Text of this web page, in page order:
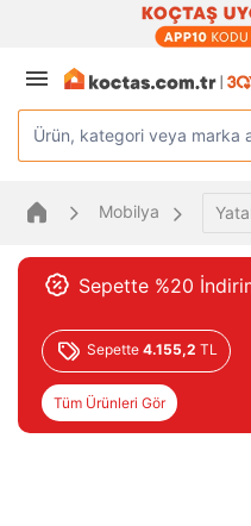
Ürün, kategori veya marka
Mobilya
Sepette %20
Sepette 4.155,2 TL
Tüm Ürünleri Gör